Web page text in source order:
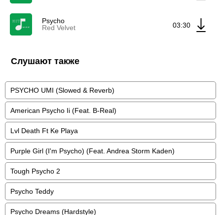
Psycho
Red Velvet
03:30
Слушают также
PSYCHO UMI (Slowed & Reverb)
American Psycho Ii (Feat. B-Real)
Lvl Death Ft Ke Playa
Purple Girl (I'm Psycho) (Feat. Andrea Storm Kaden)
Tough Psycho 2
Psycho Teddy
Psycho Dreams (Hardstyle)